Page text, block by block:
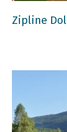
Zipline